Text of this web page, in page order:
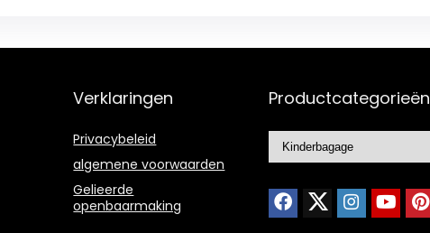
Verklaringen
Privacybeleid
algemene voorwaarden
Gelieerde
openbaarmaking
Productcategorieën